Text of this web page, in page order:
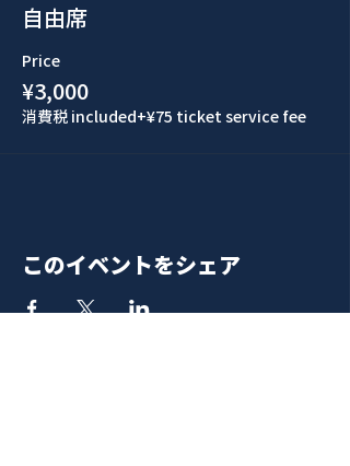
自由席
Price
¥3,000
消費税 included+¥75 ticket service fee
このイベントをシェア